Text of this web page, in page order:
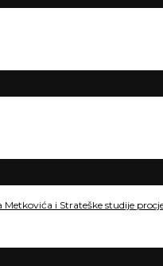
i Strateške studije